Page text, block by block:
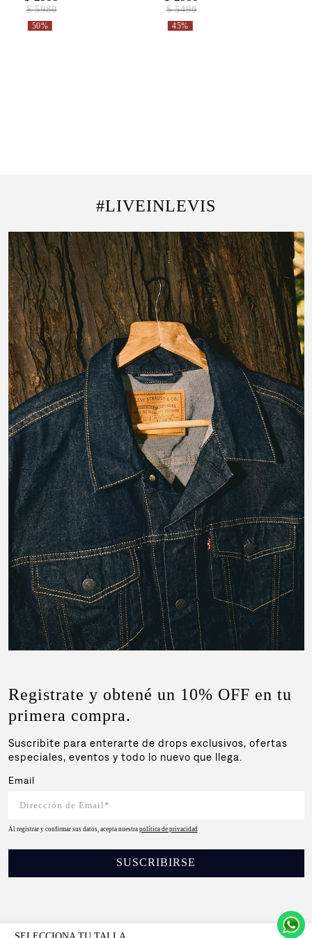
$ 5980
50%
$ 5490
45%
#LIVEINLEVIS
Registrate y obtené un 10% OFF en tu
primera compra.
Suscribite para enterarte de drops exclusivos, ofertas
especiales, eventos y todo lo nuevo que llega.
Email
Al registrar y confirmar sus datos, acepta nuestra política de privacidad
SUSCRIBIRSE